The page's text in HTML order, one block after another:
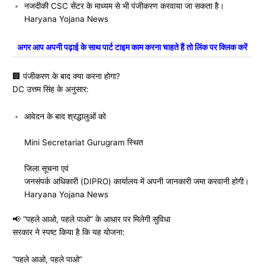
नजदीकी CSC सेंटर के माध्यम से भी पंजीकरण करवाया जा सकता है।
Haryana Yojana News
अगर आप अपनी पढ़ाई के साथ पार्ट टाइम काम करना चाहते हैं तो लिंक पर क्लिक करें
🏢 पंजीकरण के बाद क्या करना होगा?
DC उत्तम सिंह के अनुसार:
आवेदन के बाद श्रद्धालुओं को
Mini Secretariat Gurugram स्थित
जिला सूचना एवं
जनसंपर्क अधिकारी (DIPRO) कार्यालय में अपनी जानकारी जमा करवानी होगी।
Haryana Yojana News
📢 “पहले आओ, पहले पाओ” के आधार पर मिलेगी सुविधा
सरकार ने स्पष्ट किया है कि यह योजना:
“पहले आओ, पहले पाओ”